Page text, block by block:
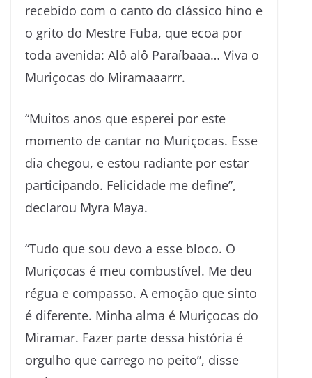
recebido com o canto do clássico hino e
o grito do Mestre Fuba, que ecoa por
toda avenida: Alô alô Paraíbaaa… Viva o
Muriçocas do Miramaaarrr.
“Muitos anos que esperei por este
momento de cantar no Muriçocas. Esse
dia chegou, e estou radiante por estar
participando. Felicidade me define”,
declarou Myra Maya.
“Tudo que sou devo a esse bloco. O
Muriçocas é meu combustível. Me deu
régua e compasso. A emoção que sinto
é diferente. Minha alma é Muriçocas do
Miramar. Fazer parte dessa história é
orgulho que carrego no peito”, disse